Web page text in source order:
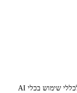
כמרצים ומרצות, יש בידיכם שלוש אפשרויות לכללי שימוש בכלי AI